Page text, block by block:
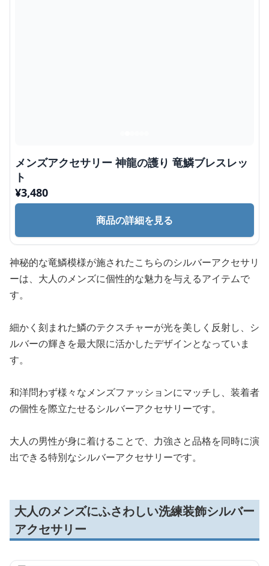
メンズアクセサリー 神龍の護り 竜鱗ブレスレッ
ト
¥3,480
商品の詳細を見る
神秘的な竜鱗模様が施されたこちらのシルバーアクセサリ
ーは、大人のメンズに個性的な魅力を与えるアイテムで
す。
細かく刻まれた鱗のテクスチャーが光を美しく反射し、シ
ルバーの輝きを最大限に活かしたデザインとなっていま
す。
和洋問わず様々なメンズファッションにマッチし、装着者
の個性を際立たせるシルバーアクセサリーです。
大人の男性が身に着けることで、力強さと品格を同時に演
出できる特別なシルバーアクセサリーです。
大人のメンズにふさわしい洗練装飾シルバー
アクセサリー